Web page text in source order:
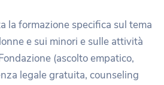
la formazione specifica sul tema
e sui minori e sulle attività
(ascolto empatico,
legale gratuita, counseling